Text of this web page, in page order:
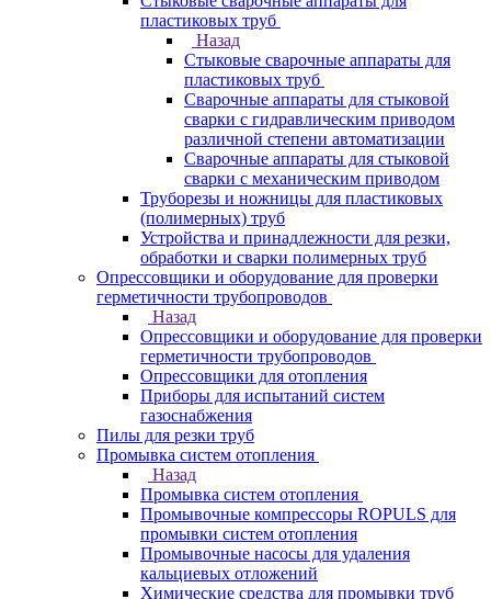
пластиковых труб
Назад
Стыковые сварочные аппараты для
пластиковых труб
Сварочные аппараты для стыковой
сварки с гидравлическим приводом
различной степени автоматизации
Сварочные аппараты для стыковой
сварки с механическим приводом
Труборезы и ножницы для пластиковых
(полимерных) труб
Устройства и принадлежности для резки,
обработки и сварки полимерных труб
Опрессовщики и оборудование для проверки
герметичности трубопроводов
Назад
Опрессовщики и оборудование для проверки
герметичности трубопроводов
Опрессовщики для отопления
Приборы для испытаний систем
газоснабжения
Пилы для резки труб
Промывка систем отопления
Назад
Промывка систем отопления
Промывочные компрессоры ROPULS для
промывки систем отопления
Промывочные насосы для удаления
кальциевых отложений
Химические средства для промывки труб